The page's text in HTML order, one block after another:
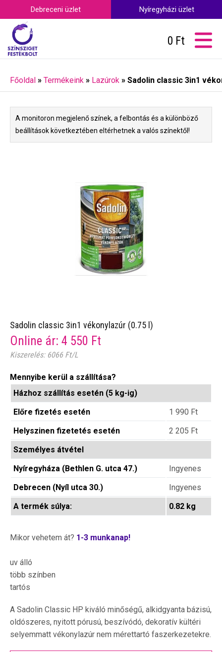
Debreceni üzlet Nyíregyházi üzlet
0 Ft
Főoldal » Termékeink » Lazúrok » Sadolin classic 3in1
A monitoron megjelenő színek, a felbontás és a különböző
beállítások következtében eltérhetnek a valós színektől!
Sadolin classic 3in1 vékonylazúr (0.75 l)
Online ár: 4 550 Ft
Kiszerelés: 6066 Ft/L
Mennyibe kerül a szállítása?
Házhoz szállítás esetén (5 kg-ig)
Előre fizetés esetén
1 990 Ft
Helyszinen fizetetés esetén
2 205 Ft
Személyes átvétel
Nyíregyháza (Bethlen G. utca 47.)
Ingyenes
Debrecen (Nyíl utca 30.)
Ingyenes
A termék súlya:
0.82 kg
Mikor vehetem át? 1-3 munkanap!
uv álló
több színben
tartós
A Sadolin Classic HP kiváló minőségű, alkidgyanta bázisú,
oldószeres, nyitott pórusú, beszívódó, dekoratív kültéri
selyemmatt vékonylazúr nem mérettartó faszerkezetekre.